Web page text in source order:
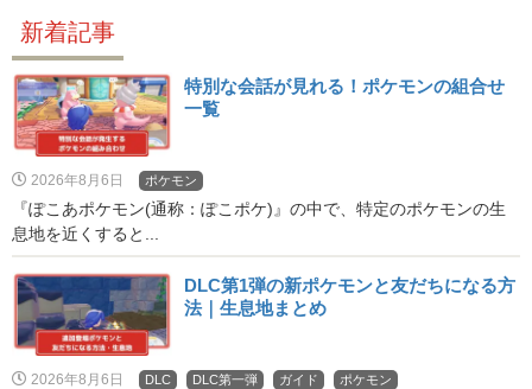
新着記事
特別な会話が見れる！ポケモンの組合せ
一覧
2026年8月6日 ポケモン
『ぽこあポケモン(通称：ぽこポケ)』の中で、特定のポケモンの生
息地を近くすると...
DLC第1弾の新ポケモンと友だちになる方
法｜生息地まとめ
2026年8月6日 DLC DLC第一弾 ガイド ポケモン